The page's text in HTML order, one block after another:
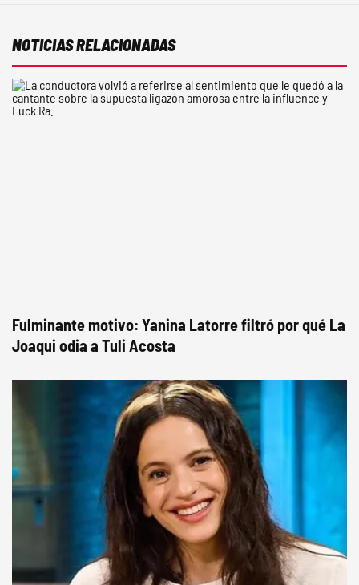
NOTICIAS RELACIONADAS
Fulminante motivo: Yanina Latorre filtró por qué La
Joaqui odia a Tuli Acosta